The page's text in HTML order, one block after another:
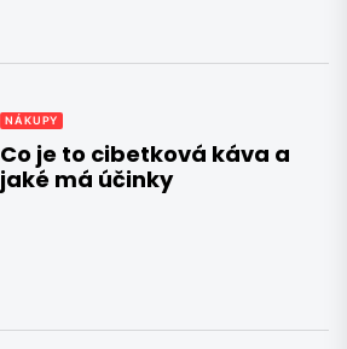
NÁKUPY
Co je to cibetková káva a
jaké má účinky